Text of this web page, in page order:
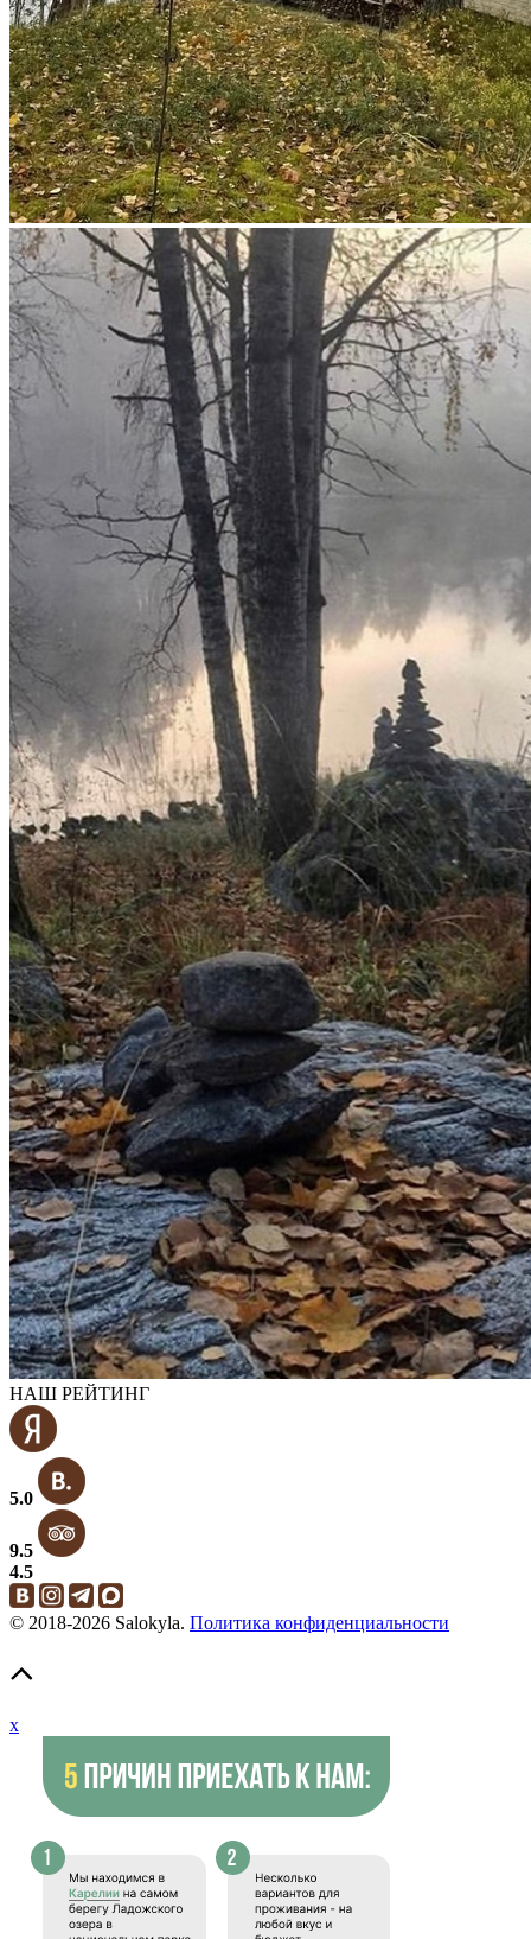
НАШ РЕЙТИНГ
5.0
9.5
4.5
© 2018-2026 Salokyla. Политика конфиденциальности
x